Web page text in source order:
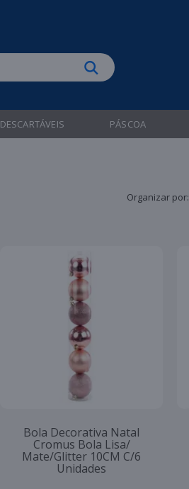
DESCARTÁVEIS PÁSCOA
Organizar por:
Bola Decorativa Natal
Cromus Bola Lisa/
Mate/Glitter 10CM C/6
Unidades